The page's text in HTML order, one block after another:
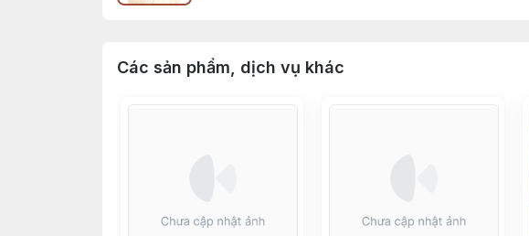
Các sản phẩm, dịch vụ khác